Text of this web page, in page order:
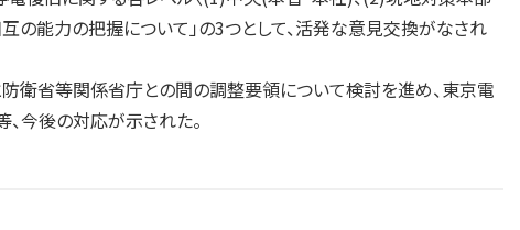
の能力の把握について」の3つとして、活発な意見交換がなされ
衛省等関係省庁との間の調整要領について検討を進め、東京電
今後の対応が示された。